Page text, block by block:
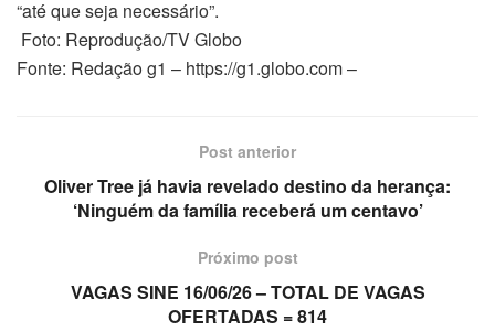
“até que seja necessário”.
Foto: Reprodução/TV Globo
Fonte: Redação g1 – https://g1.globo.com –
Post anterior
Oliver Tree já havia revelado destino da herança:
‘Ninguém da família receberá um centavo’
Próximo post
VAGAS SINE 16/06/26 – TOTAL DE VAGAS
OFERTADAS = 814